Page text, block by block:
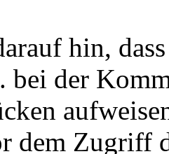
hin,
bei der
dem Zugriff